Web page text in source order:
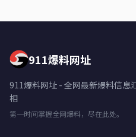
911爆料网址
911爆料网址 - 全网最新爆料信息
相
第一时间掌握全网爆料，尽在此处。